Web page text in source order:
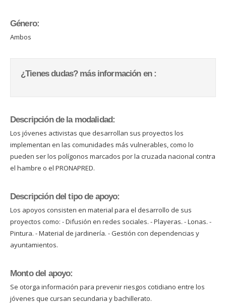
Género:
Ambos
¿Tienes dudas? más información en :
Descripción de la modalidad:
Los jóvenes activistas que desarrollan sus proyectos los
implementan en las comunidades más vulnerables, como lo
pueden ser los polígonos marcados por la cruzada nacional contra
el hambre o el PRONAPRED.
Descripción del tipo de apoyo:
Los apoyos consisten en material para el desarrollo de sus
proyectos como: - Difusión en redes sociales. - Playeras. - Lonas. -
Pintura. - Material de jardinería. - Gestión con dependencias y
ayuntamientos.
Monto del apoyo:
Se otorga información para prevenir riesgos cotidiano entre los
jóvenes que cursan secundaria y bachillerato.